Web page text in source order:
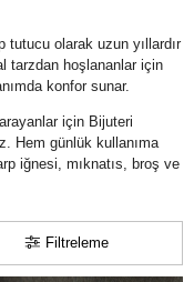
tutucu olarak uzun yıllardır
tarzdan hoşlananlar için
konfor sunar.
arayanlar için Bijuteri
Hem günlük kullanıma
iğnesi, mıknatıs, broş ve
Filtreleme